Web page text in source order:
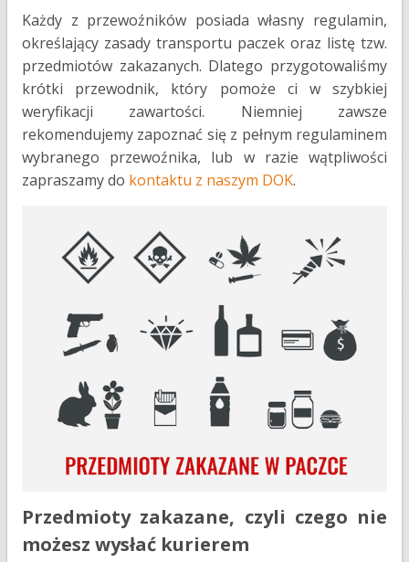
Każdy z przewoźników posiada własny regulamin,
określający zasady transportu paczek oraz listę tzw.
przedmiotów zakazanych. Dlatego przygotowaliśmy
krótki przewodnik, który pomoże ci w szybkiej
weryfikacji zawartości. Niemniej zawsze
rekomendujemy zapoznać się z pełnym regulaminem
wybranego przewoźnika, lub w razie wątpliwości
zapraszamy do kontaktu z naszym DOK.
Przedmioty zakazane, czyli czego nie
możesz wysłać kurierem